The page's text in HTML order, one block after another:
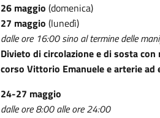
26 maggio (domenica)
27 maggio (lunedì)
dalle ore 16:00 sino al termine delle
Divieto di circolazione e di sosta
corso Vittorio Emanuele e arterie ad
24-27 maggio
dalle ore 8:00 alle ore 24:00